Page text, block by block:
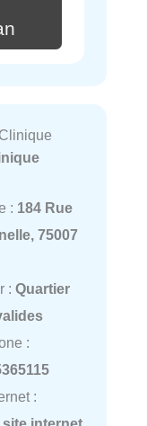
: 184 Rue
75007
: Quartier
:
: